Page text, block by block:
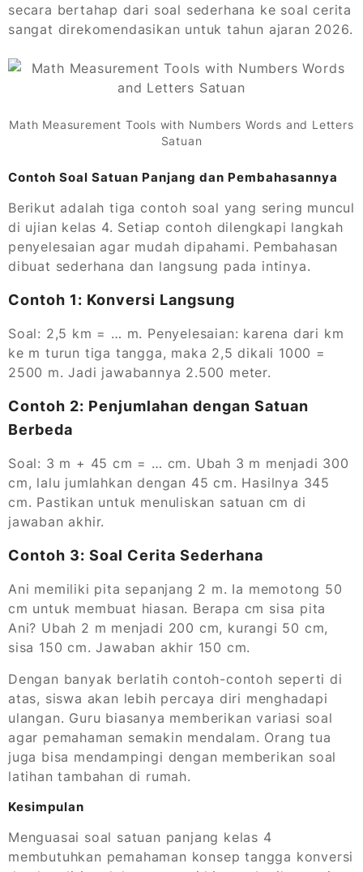
secara bertahap dari soal sederhana ke soal cerita
sangat direkomendasikan untuk tahun ajaran 2026.
Math Measurement Tools with Numbers Words and Letters
Satuan
Contoh Soal Satuan Panjang dan Pembahasannya
Berikut adalah tiga contoh soal yang sering muncul
di ujian kelas 4. Setiap contoh dilengkapi langkah
penyelesaian agar mudah dipahami. Pembahasan
dibuat sederhana dan langsung pada intinya.
Contoh 1: Konversi Langsung
Soal: 2,5 km = … m. Penyelesaian: karena dari km
ke m turun tiga tangga, maka 2,5 dikali 1000 =
2500 m. Jadi jawabannya 2.500 meter.
Contoh 2: Penjumlahan dengan Satuan
Berbeda
Soal: 3 m + 45 cm = … cm. Ubah 3 m menjadi 300
cm, lalu jumlahkan dengan 45 cm. Hasilnya 345
cm. Pastikan untuk menuliskan satuan cm di
jawaban akhir.
Contoh 3: Soal Cerita Sederhana
Ani memiliki pita sepanjang 2 m. Ia memotong 50
cm untuk membuat hiasan. Berapa cm sisa pita
Ani? Ubah 2 m menjadi 200 cm, kurangi 50 cm,
sisa 150 cm. Jawaban akhir 150 cm.
Dengan banyak berlatih contoh-contoh seperti di
atas, siswa akan lebih percaya diri menghadapi
ulangan. Guru biasanya memberikan variasi soal
agar pemahaman semakin mendalam. Orang tua
juga bisa mendampingi dengan memberikan soal
latihan tambahan di rumah.
Kesimpulan
Menguasai soal satuan panjang kelas 4
membutuhkan pemahaman konsep tangga konversi